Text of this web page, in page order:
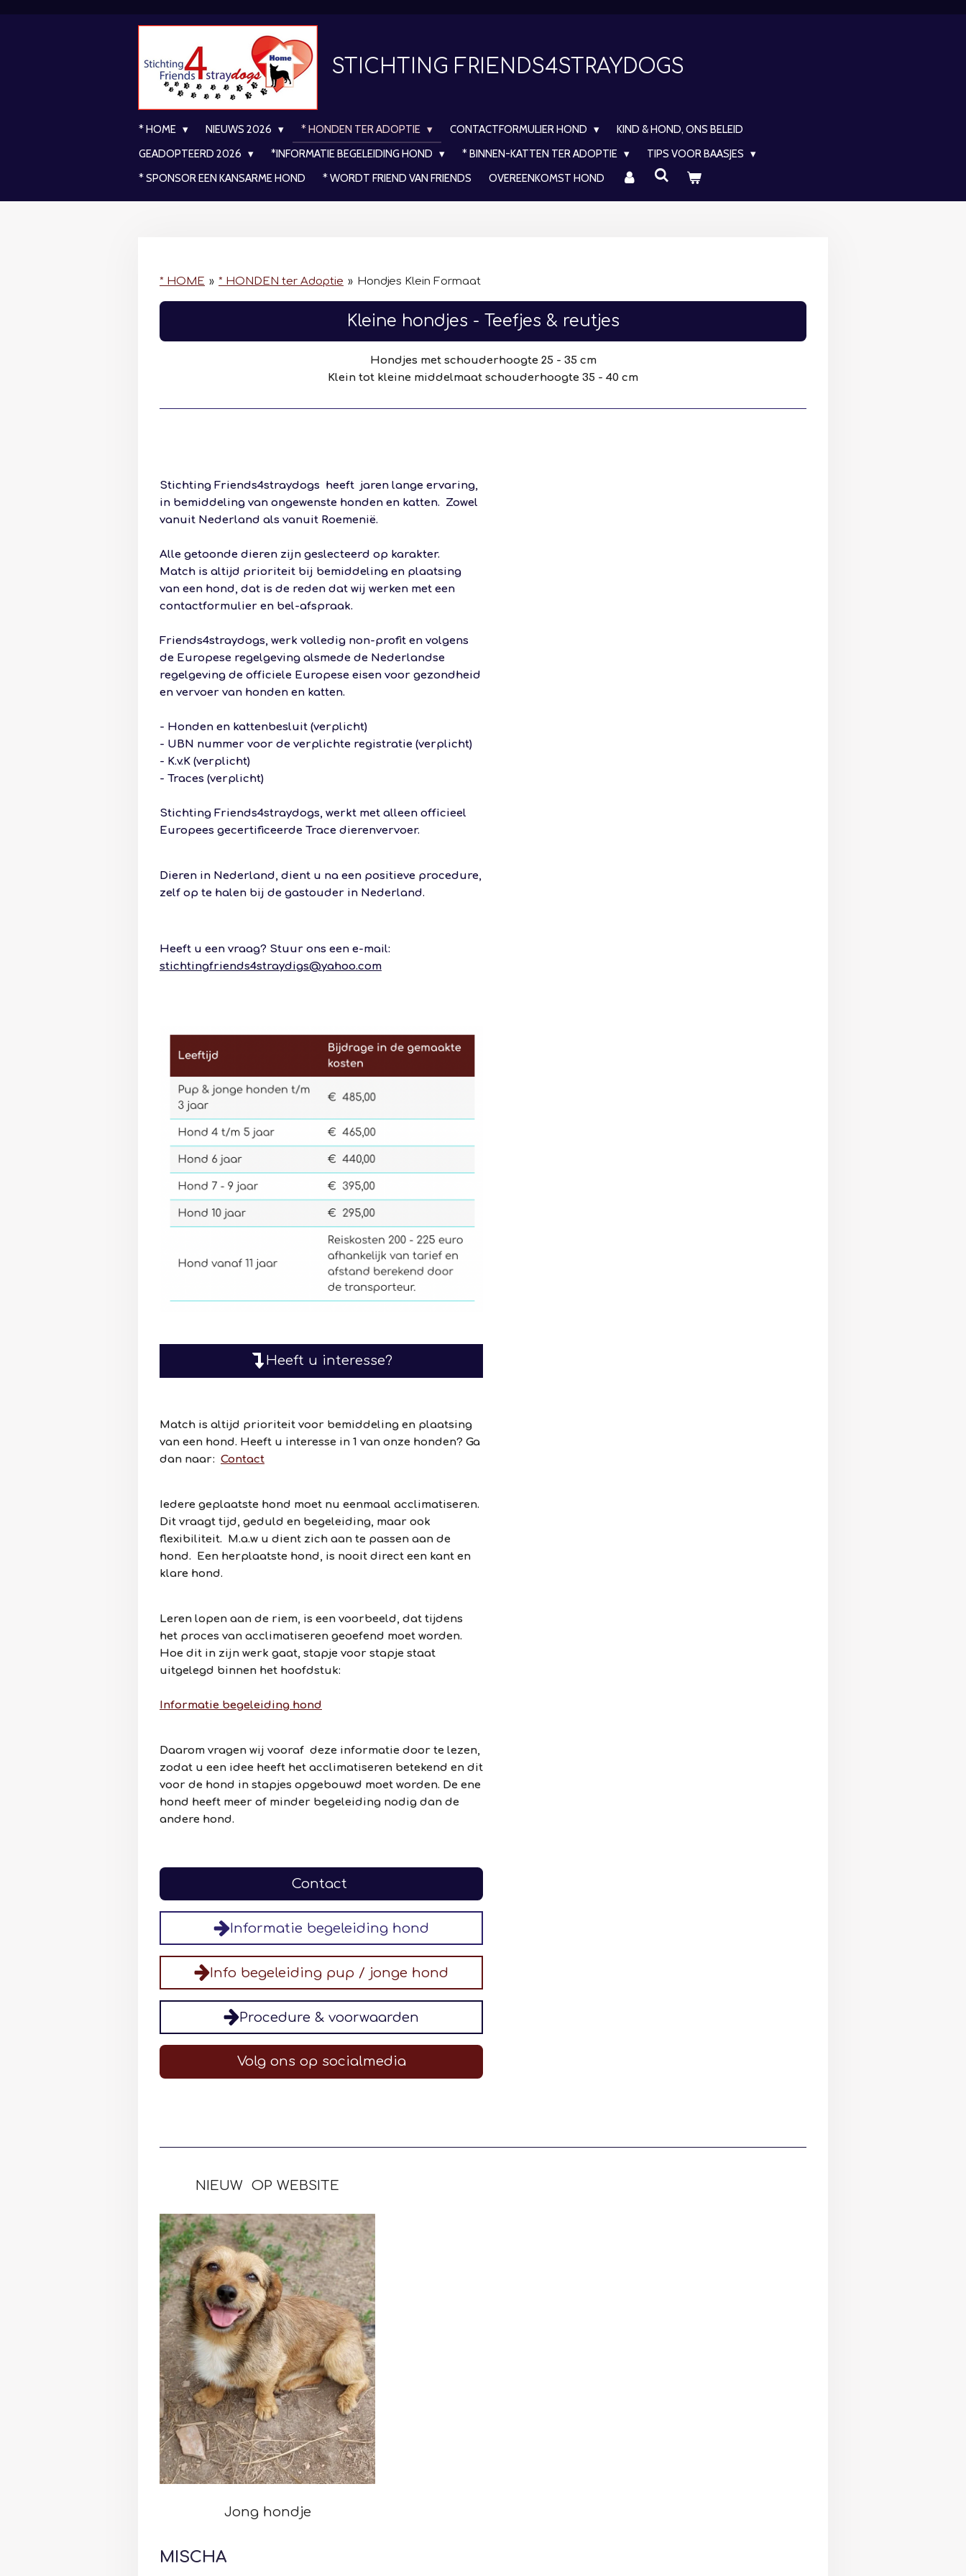
STICHTING FRIENDS4STRAYDOGS
* HOME NIEUWS 2026 * HONDEN TER ADOPTIE CONTACTFORMULIER HOND
KIND & HOND, ONS BELEID
GEADOPTEERD 2026
*INFORMATIE BEGELEIDING HOND * BINNEN-KATTEN TER ADOPTIE
TIPS VOOR BAASJES
* SPONSOR EEN KANSARME HOND
* WORDT FRIEND VAN FRIENDS OVEREENKOMST HOND
* HOME » * HONDEN ter Adoptie » Hondjes Klein Formaat
Kleine hondjes - Teefjes & reutjes
Hondjes met schouderhoogte 25 - 35 cm
Klein tot kleine middelmaat schouderhoogte 35 - 40 cm
Stichting Friends4straydogs heeft jaren lange ervaring,
in bemiddeling van ongewenste honden en katten. Zowel
vanuit Nederland als vanuit Roemenië.
Alle getoonde dieren zijn geslecteerd op karakter.
Match is altijd prioriteit bij bemiddeling en plaatsing
van een hond, dat is de reden dat wij werken met een
contactformulier en bel-afspraak.
Friends4straydogs, werk volledig non-profit en volgens
de Europese regelgeving alsmede de Nederlandse
regelgeving de officiele Europese eisen voor gezondheid
en vervoer van honden en katten.
- Honden en kattenbesluit (verplicht)
- UBN nummer voor de verplichte registratie (verplicht)
- K.v.K (verplicht)
- Traces (verplicht)
Stichting Friends4straydogs, werkt met alleen officieel
Europees gecertificeerde Trace dierenvervoer.
Dieren in Nederland, dient u na een positieve procedure,
zelf op te halen bij de gastouder in Nederland.
Heeft u een vraag? Stuur ons een e-mail:
stichtingfriends4straydigs@yahoo.com
Heeft u interesse?
Match is altijd prioriteit voor bemiddeling en plaatsing
van een hond. Heeft u interesse in 1 van onze honden? Ga
dan naar: Contact
Iedere geplaatste hond moet nu eenmaal acclimatiseren.
Dit vraagt tijd, geduld en begeleiding, maar ook
flexibiliteit. M.a.w u dient zich aan te passen aan de
hond. Een herplaatste hond, is nooit direct een kant en
klare hond.
Leren lopen aan de riem, is een voorbeeld, dat tijdens
het proces van acclimatiseren geoefend moet worden.
Hoe dit in zijn werk gaat, stapje voor stapje staat
uitgelegd binnen het hoofdstuk:
Informatie begeleiding hond
Daarom vragen wij vooraf deze informatie door te lezen,
zodat u een idee heeft het acclimatiseren betekend en dit
voor de hond in stapjes opgebouwd moet worden. De ene
hond heeft meer of minder begeleiding nodig dan de
andere hond.
Contact
Informatie begeleiding hond
Info begeleiding pup / jonge hond
Procedure & voorwaarden
Volg ons op socialmedia
NIEUW OP WEBSITE
Jong hondje
MISCHA